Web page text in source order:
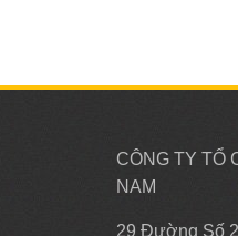
CÔNG TY TỔ
NAM
29 Đường Số